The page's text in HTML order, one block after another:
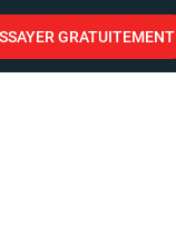
GRATUITEMENT